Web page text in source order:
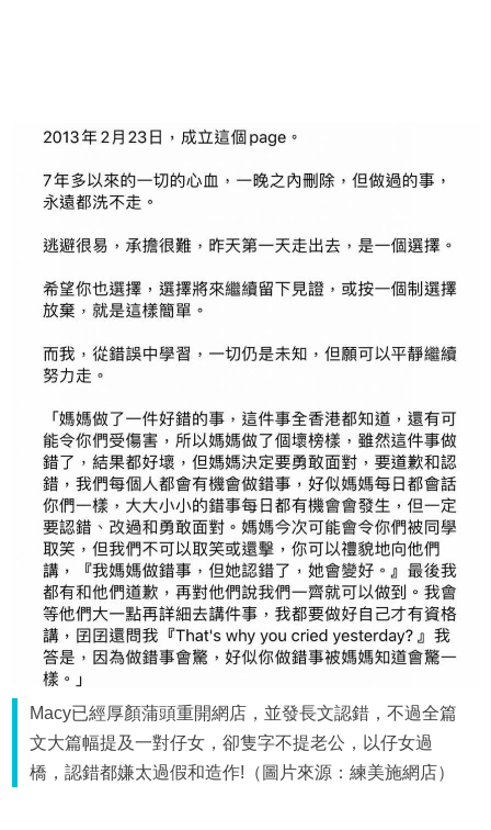
Macy已經厚顏蒲頭重開網店，並發長文認錯，不過全篇
文大篇幅提及一對仔女，卻隻字不提老公，以仔女過
橋，認錯都嫌太過假和造作!（圖片來源：練美施網店）